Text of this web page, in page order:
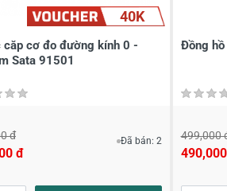
Viết nhận xét của bạn vào bên dưới
40K
căp cơ đo đường kính 0 -
Sata 91501
đ
đ
Đã bán: 2
Đồng
499,000